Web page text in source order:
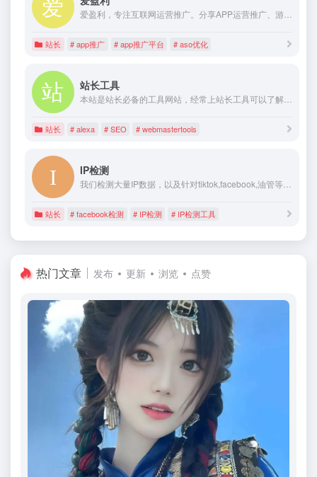
爱盈利，专注互联网运营推广。分享APP运营推广、游戏出海、ASO优化、抖音运营、新媒体运营等最新互联网干货；并提供iOS、安卓APP产品推广ASO搜索优化榜单排名高质量服务。
站长 # app推广 # app推广平台 # aso优化
站长工具
本站是站长必备的工具网站，经常上站长工具可以了解百度SEO数据变化，还可以检测网站死链接、蜘蛛访问、HTML格式检测、网站速度测试、友情链接检查、网站域名IP查询、PR、权重查询、alexa、whois查询等。
站长 # alexa # SEO # webmastertools
IP检测
我们检测大量IP数据，以及针对tiktok,facebook,油管等平台实际大量测试，统计影响IP质量的有效参数。为做外贸电商，海外社交流量用户提供方便检测工具。
站长 # facebook检测 # IP检测 # IP检测工具
热门文章 发布 更新 浏览 点赞